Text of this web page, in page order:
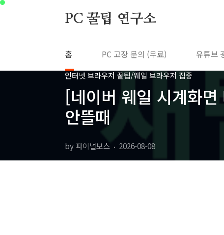
본문 바로가기
PC 꿀팁 연구소
홈 PC 고장 문의 (무료) 유튜브
인터넷 브라우저 꿀팁/웨일 브라우저 집중
[네이버 웨일 시계화
안뜰때
by 파이널보스 2026-08-08